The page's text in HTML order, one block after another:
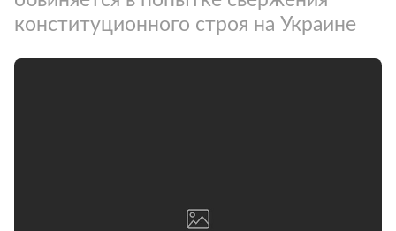
конституционного строя на Украине